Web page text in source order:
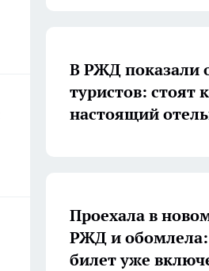
В РЖД показали
туристов: стоят
настоящий
Проехала в
РЖД и обомлела:
билет уже